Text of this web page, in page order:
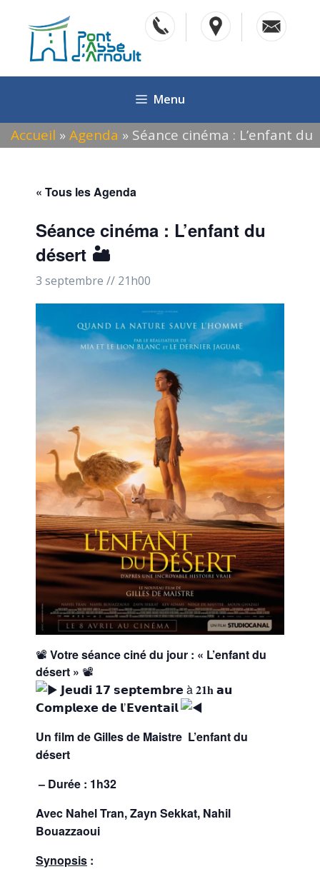
contenu
Menu
Accueil »Agenda » Séance cinéma : L’enfant du
« Tous les Agenda
Séance cinéma : L’enfant du
désert 🏜️
3 septembre // 21h00
📽 Votre séance ciné du jour : « L’enfant du
désert » 📽
𝗝𝗲𝘂𝗱𝗶 𝟭𝟳 𝘀𝗲𝗽𝘁𝗲𝗺𝗯𝗿𝗲 à 𝟐𝟏𝐡 𝗮𝘂
𝗖𝗼𝗺𝗽𝗹𝗲𝘅𝗲 𝗱𝗲 𝗹’𝗘𝘃𝗲𝗻𝘁𝗮𝗶𝗹
Un film deGilles de Maistre L’enfant du
désert
– Durée : 1h32
Avec Nahel Tran, Zayn Sekkat, Nahil
Bouazzaoui
Synopsis :